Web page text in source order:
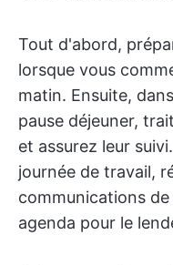
Tout d'abord,
lorsque vous
matin. Ensuite,
pause déjeuner,
et assurez leur
journée de travail,
communications
agenda pour le